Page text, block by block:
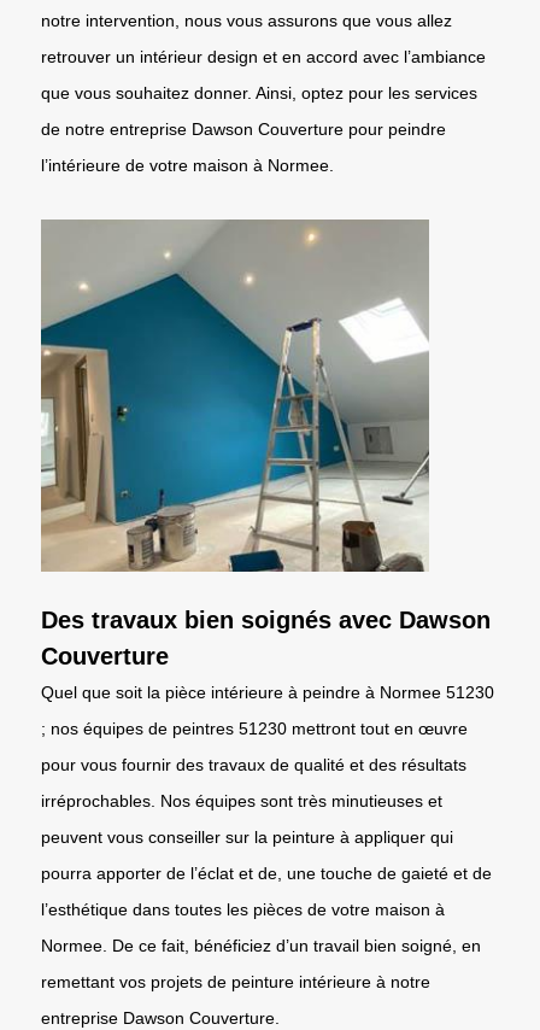
notre intervention, nous vous assurons que vous allez
retrouver un intérieur design et en accord avec l’ambiance
que vous souhaitez donner. Ainsi, optez pour les services
de notre entreprise Dawson Couverture pour peindre
l’intérieure de votre maison à Normee.
Des travaux bien soignés avec Dawson
Couverture
Quel que soit la pièce intérieure à peindre à Normee 51230
; nos équipes de peintres 51230 mettront tout en œuvre
pour vous fournir des travaux de qualité et des résultats
irréprochables. Nos équipes sont très minutieuses et
peuvent vous conseiller sur la peinture à appliquer qui
pourra apporter de l’éclat et de, une touche de gaieté et de
l’esthétique dans toutes les pièces de votre maison à
Normee. De ce fait, bénéficiez d’un travail bien soigné, en
remettant vos projets de peinture intérieure à notre
entreprise Dawson Couverture.